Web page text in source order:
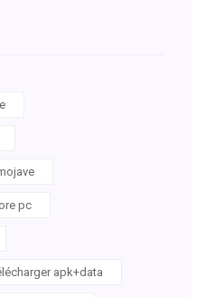
pc
apk+data